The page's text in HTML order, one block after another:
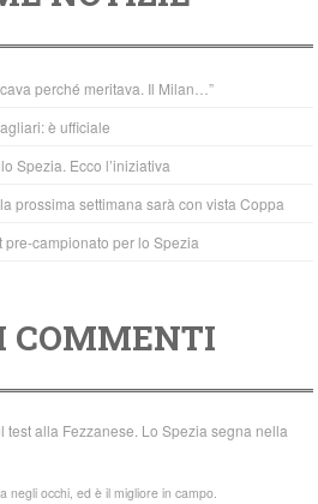
perché meritava. Il Milan…”
è ufficiale
Spezia. Ecco l’iniziativa
prossima settimana sarà con vista Coppa
campionato per lo Spezia
COMMENTI
test alla Fezzanese. Lo Spezia segna nella
negli occhi, ed è il migliore in campo.